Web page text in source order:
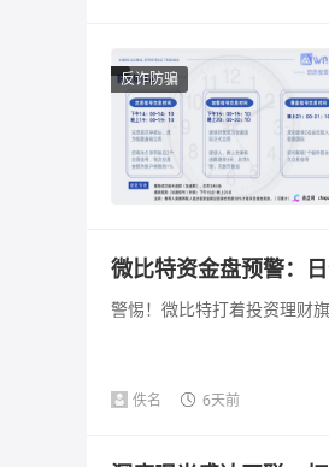
反诈防骗
微比特资金盘预警：
警惕！微比特打着投资理财
佚名 6天前